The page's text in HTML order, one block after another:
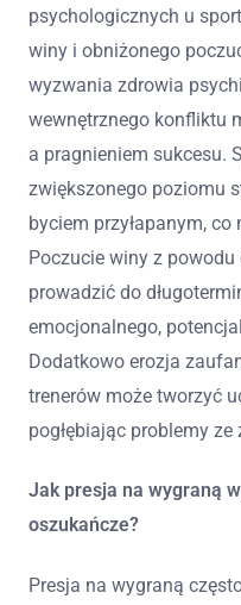
psychologicznych u
winy i obniżonego
wyzwania zdrowia
wewnętrznego konfliktu
a pragnieniem sukcesu.
zwiększonego poziomu
byciem przyłapanym,
Poczucie winy z
prowadzić do
emocjonalnego,
Dodatkowo erozja
trenerów może tworzyć
pogłębiając problemy
Jak presja na wygraną
oszukańcze?
Presja na wygraną